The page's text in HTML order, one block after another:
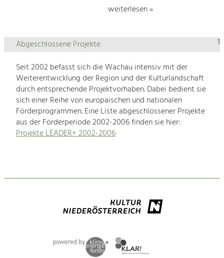
weiterlesen »
1
Abgeschlossene Projekte
Seit 2002 befasst sich die Wachau intensiv mit der
Weiterentwicklung der Region und der Kulturlandschaft
durch entsprechende Projektvorhaben. Dabei bedient sie
sich einer Reihe von europäischen und nationalen
Förderprogrammen. Eine Liste abgeschlossener Projekte
aus der Förderperiode 2002-2006 finden sie hier:
Projekte LEADER+ 2002-2006